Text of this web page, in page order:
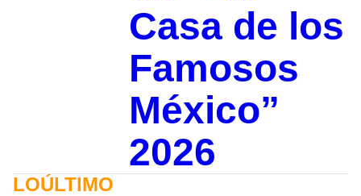
Casa de los
Famosos
México”
2026
LOÚLTIMO